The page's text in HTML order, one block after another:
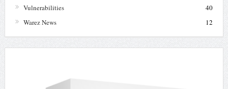
Vulnerabilities
40
Warez News
12